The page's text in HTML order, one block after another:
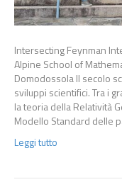
Intersecting Feynman
Alpine School of
Domodossola Il secolo
sviluppi scientifici. Tra i
la teoria della Relatività
Modello Standard delle
Leggi tutto